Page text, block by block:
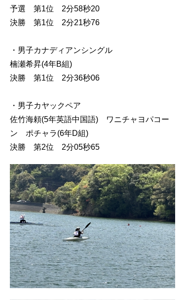
予選 第1位 2分58秒20
決勝 第1位 2分21秒76
・男子カナディアンシングル
楠瀬希昇(4年B組)
決勝 第1位 2分36秒06
・男子カヤックペア
佐竹海頼(5年英語中国語) ワニチャヨパコー
ン ポチャラ(6年D組)
決勝 第2位 2分05秒65